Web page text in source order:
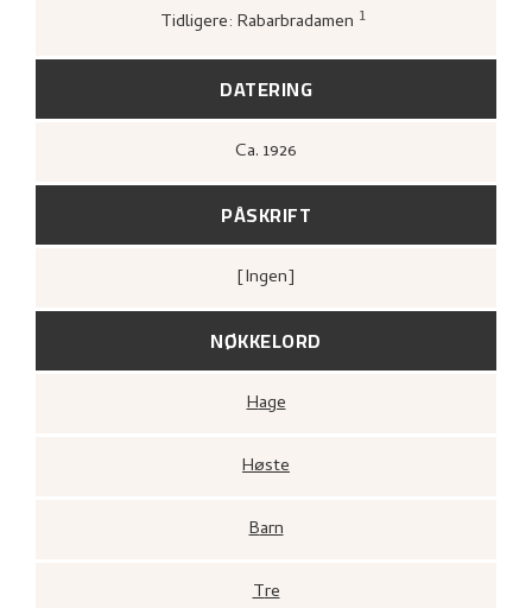
Tidligere: Rabarbradamen 1
1880–1928. Mindeutstilling(Bergen: A/S
John Griegs Boktrykkeri, Bergens
kunstforening, 1928),
DATERING
Ca. 1926
PÅSKRIFT
[ingen]
NØKKELORD
Hage
Høste
Barn
Tre